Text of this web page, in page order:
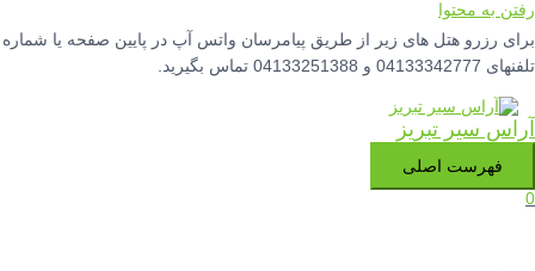
رفتن به محتوا
برای رزرو هتل های زیر از طریق پیامرسان واتس آپ در پایین صفحه یا شماره
تلفنهای 04133342777 و 04133251388 تماس بگیرید.
آراس سیر تبریز
فهرست اصلی
0